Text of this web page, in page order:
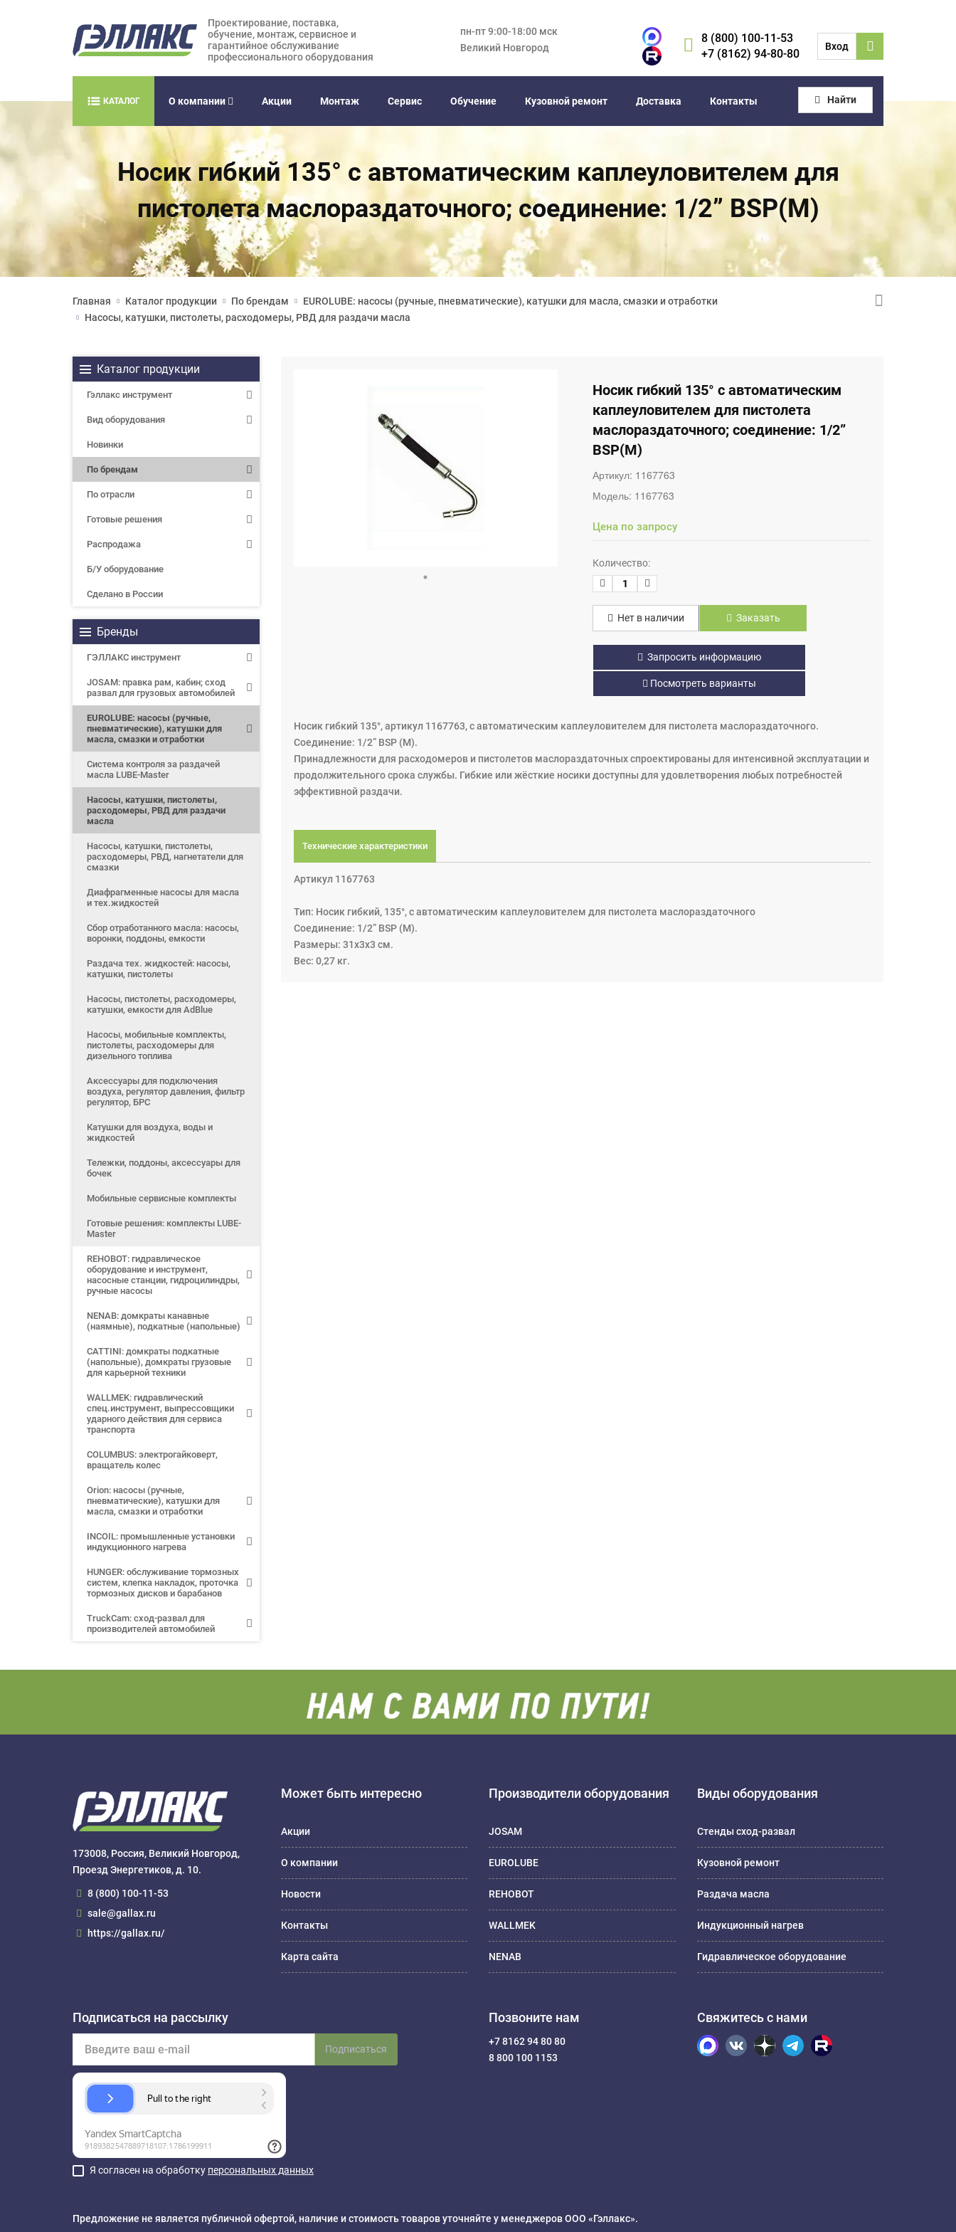
Проектирование, поставка,
обучение, монтаж, сервисное и
гарантийное обслуживание
профессионального оборудования
пн-пт 9:00-18:00 мск
Великий Новгород
8 (800) 100-11-53
+7 (8162) 94-80-80
Вход
КАТАЛОГ О компании Акции Монтаж Сервис Обучение Кузовной ремонт Доставка Контакты Найти
Носик гибкий 135° с автоматическим каплеуловителем для
пистолета маслораздаточного; соединение: 1/2” BSP(M)
Главная Каталог продукции По брендам
EUROLUBE: насосы (ручные, пневматические), катушки для масла, смазки и отработки
Насосы, катушки, пистолеты, расходомеры, РВД для раздачи масла
Каталог продукции
Гэллакс инструмент
Вид оборудования
Новинки
По брендам
По отрасли
Готовые решения
Распродажа
Б/У оборудование
Сделано в России
Бренды
ГЭЛЛАКС инструмент
JOSAM: правка рам, кабин; сход
развал для грузовых автомобилей
EUROLUBE: насосы (ручные,
пневматические), катушки для
масла, смазки и отработки
Система контроля за раздачей
масла LUBE-Master
Насосы, катушки, пистолеты,
расходомеры, РВД для раздачи
масла
Насосы, катушки, пистолеты,
расходомеры, РВД, нагнетатели для
смазки
Диафрагменные насосы для масла
и тех.жидкостей
Сбор отработанного масла: насосы,
воронки, поддоны, емкости
Раздача тех. жидкостей: насосы,
катушки, пистолеты
Насосы, пистолеты, расходомеры,
катушки, емкости для AdBlue
Насосы, мобильные комплекты,
пистолеты, расходомеры для
дизельного топлива
Аксессуары для подключения
воздуха, регулятор давления, фильтр
регулятор, БРС
Катушки для воздуха, воды и
жидкостей
Тележки, поддоны, аксессуары для
бочек
Мобильные сервисные комплекты
Готовые решения: комплекты LUBE-
Master
REHOBOT: гидравлическое
оборудование и инструмент,
насосные станции, гидроцилиндры,
ручные насосы
NENAB: домкраты канавные
(наямные), подкатные (напольные)
CATTINI: домкраты подкатные
(напольные), домкраты грузовые
для карьерной техники
WALLMEK: гидравлический
спец.инструмент, выпрессовщики
ударного действия для сервиса
транспорта
COLUMBUS: электрогайковерт,
вращатель колес
Orion: насосы (ручные,
пневматические), катушки для
масла, смазки и отработки
INCOIL: промышленные установки
индукционного нагрева
HUNGER: обслуживание тормозных
систем, клепка накладок, проточка
тормозных дисков и барабанов
TruckCam: сход-развал для
производителей автомобилей
Носик гибкий 135° с автоматическим
каплеуловителем для пистолета
маслораздаточного; соединение: 1/2”
BSP(M)
Артикул: 1167763
Модель: 1167763
Цена по запросу
Количество:
Нет в наличии Заказать
Запросить информацию
Посмотреть варианты
Носик гибкий 135°, артикул 1167763, с автоматическим каплеуловителем для пистолета маслораздаточного.
Соединение: 1/2” BSP (M).
Принадлежности для расходомеров и пистолетов маслораздаточных спроектированы для интенсивной эксплуатации и
продолжительного срока службы. Гибкие или жёсткие носики доступны для удовлетворения любых потребностей
эффективной раздачи.
Технические характеристики
Артикул 1167763
Тип: Носик гибкий, 135°, с автоматическим каплеуловителем для пистолета маслораздаточного
Соединение: 1/2” BSP (M).
Размеры: 31x3x3 см.
Вес: 0,27 кг.
173008, Россия, Великий Новгород,
Проезд Энергетиков, д. 10.
8 (800) 100-11-53
sale@gallax.ru
https://gallax.ru/
Может быть интересно
Акции
О компании
Новости
Контакты
Карта сайта
Производители оборудования
JOSAM
EUROLUBE
REHOBOT
WALLMEK
NENAB
Виды оборудования
Стенды сход-развал
Кузовной ремонт
Раздача масла
Индукционный нагрев
Гидравлическое оборудование
Подписаться на рассылку
Подписаться
Я согласен на обработку персональных данных
Позвоните нам
+7 8162 94 80 80
8 800 100 1153
Свяжитесь с нами
Предложение не является публичной офертой, наличие и стоимость товаров уточняйте у менеджеров ООО «Гэллакс».